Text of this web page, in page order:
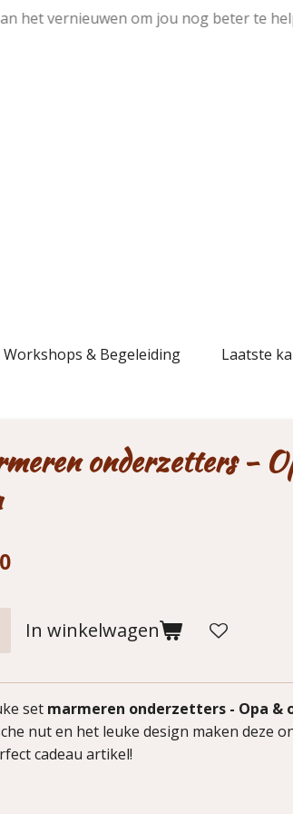
het vernieuwen om jou nog beter te
Workshops & Begeleiding Laatste
onderzetters -
In winkelwagen
set marmeren onderzetters - Opa &
nut en het leuke design maken deze
cadeau artikel!